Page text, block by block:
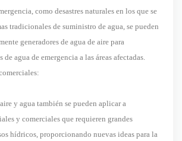
como desastres naturales en los que se
tradicionales de suministro de agua, se pueden
generadores de agua de aire para
agua de emergencia a las áreas afectadas.
y agua también se pueden aplicar a
y comerciales que requieren grandes
hídricos, proporcionando nuevas ideas para la